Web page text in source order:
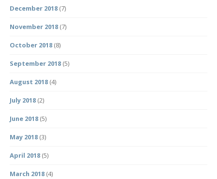
December 2018 (7)
November 2018 (7)
October 2018 (8)
September 2018 (5)
August 2018 (4)
July 2018 (2)
June 2018 (5)
May 2018 (3)
April 2018 (5)
March 2018 (4)